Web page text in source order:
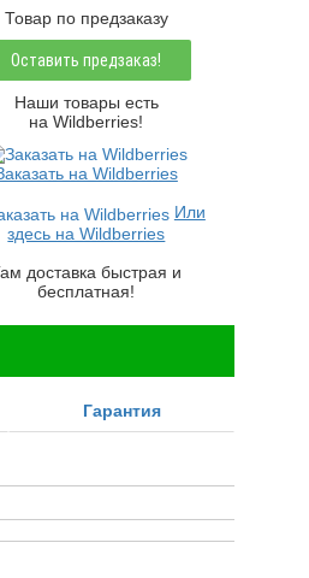
Товар по предзаказу
Оставить предзаказ!
Наши товары есть
на Wildberries!
на Wildberries
Или
здесь на Wildberries
доставка быстрая и
бесплатная!
Гарантия